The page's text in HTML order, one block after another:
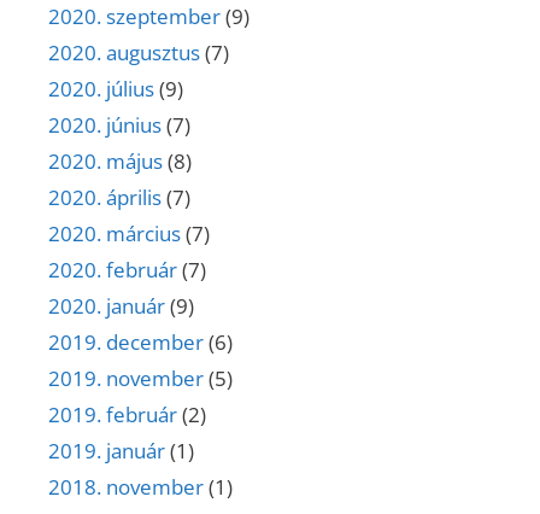
2020. szeptember(9)
2020. augusztus(7)
2020. július(9)
2020. június(7)
2020. május(8)
2020. április(7)
2020. március(7)
2020. február(7)
2020. január(9)
2019. december(6)
2019. november(5)
2019. február(2)
2019. január(1)
2018. november(1)